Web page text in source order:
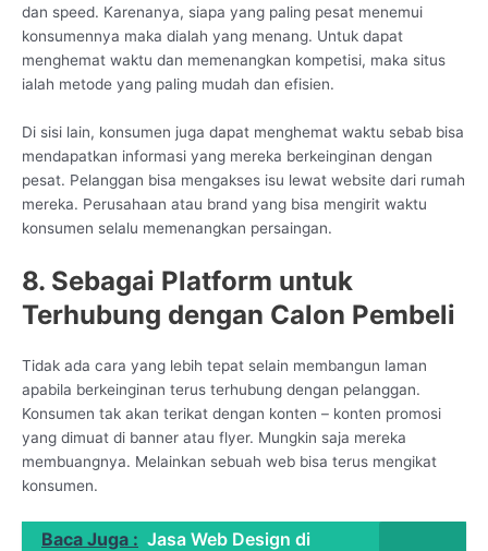
dan speed. Karenanya, siapa yang paling pesat menemui
konsumennya maka dialah yang menang. Untuk dapat
menghemat waktu dan memenangkan kompetisi, maka situs
ialah metode yang paling mudah dan efisien.
Di sisi lain, konsumen juga dapat menghemat waktu sebab bisa
mendapatkan informasi yang mereka berkeinginan dengan
pesat. Pelanggan bisa mengakses isu lewat website dari rumah
mereka. Perusahaan atau brand yang bisa mengirit waktu
konsumen selalu memenangkan persaingan.
8. Sebagai Platform untuk
Terhubung dengan Calon Pembeli
Tidak ada cara yang lebih tepat selain membangun laman
apabila berkeinginan terus terhubung dengan pelanggan.
Konsumen tak akan terikat dengan konten – konten promosi
yang dimuat di banner atau flyer. Mungkin saja mereka
membuangnya. Melainkan sebuah web bisa terus mengikat
konsumen.
Baca Juga : Jasa Web Design di
CS Lenteraweb
Online